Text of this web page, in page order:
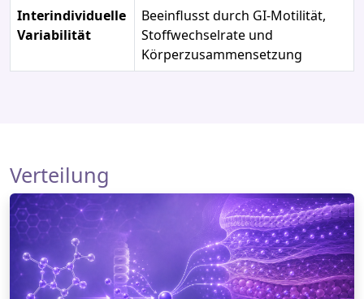
Interindividuelle
Variabilität
Beeinflusst durch GI‑Motilität,
Stoffwechselrate und
Körperzusammensetzung
Verteilung